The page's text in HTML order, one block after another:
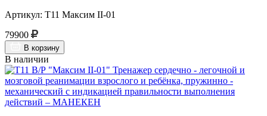
Артикул: Т11 Максим II-01
79900
В корзину
В наличии